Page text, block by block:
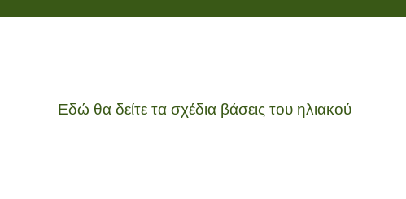
Εδώ θα δείτε τα σχέδια βάσεις του ηλιακού